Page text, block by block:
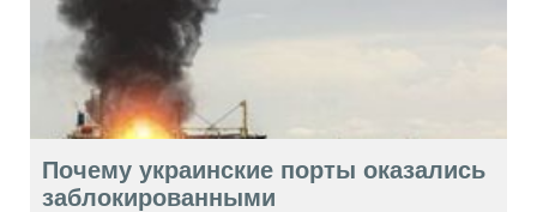
Почему украинские порты оказались
заблокированными